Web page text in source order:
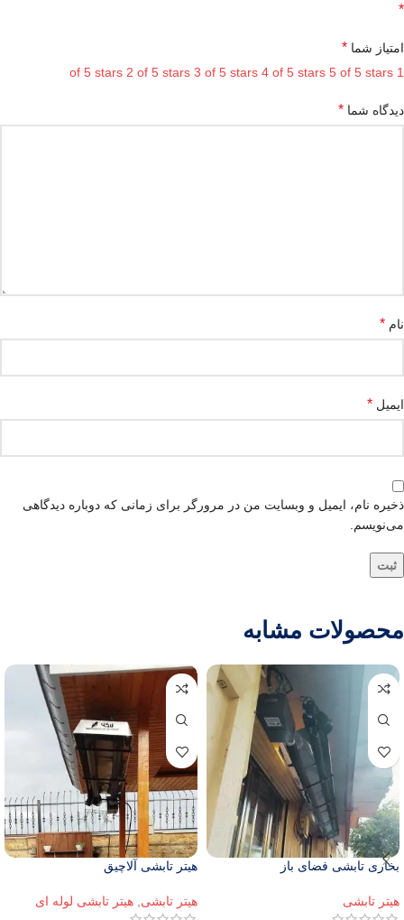
*
امتیاز شما *
1 of 5 stars
2 of 5 stars 3 of 5 stars 4 of 5 stars 5 of 5 stars
دیدگاه شما *
نام *
ایمیل *
ذخیره نام، ایمیل و وبسایت من در مرورگر برای زمانی که دوباره دیدگاهی
می‌نویسم.
محصولات مشابه
بخاری تابشی فضای باز
هیتر تابشی
هیتر تابشی آلاچیق
هیتر تابشی هیتر تابشی لوله ای